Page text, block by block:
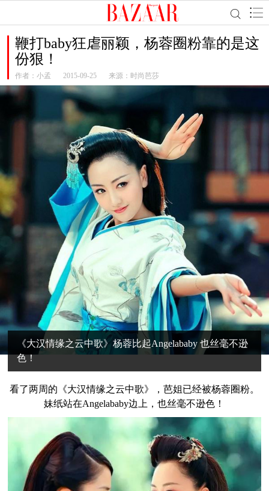
鞭打baby狂虐丽颖，杨蓉圈粉靠的是这
份狠！
作者： 小孟 2015-09-25 来源：时尚芭莎
《大汉情缘之云中歌》杨蓉比起Angelababy 也丝毫不逊
色！
看了两周的《大汉情缘之云中歌》，芭姐已经被杨蓉圈粉。
妹纸站在Angelababy边上，也丝毫不逊色！